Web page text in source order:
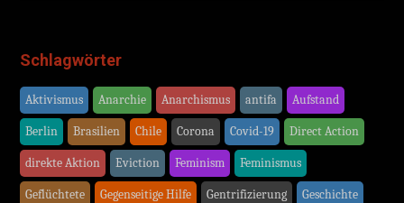
Schlagwörter
Aktivismus Anarchie Anarchismus antifa Aufstand
Berlin Brasilien Chile Corona Covid-19 Direct Action
direkte Aktion Eviction Feminism Feminismus
Geflüchtete Gegenseitige Hilfe Gentrifizierung Geschichte